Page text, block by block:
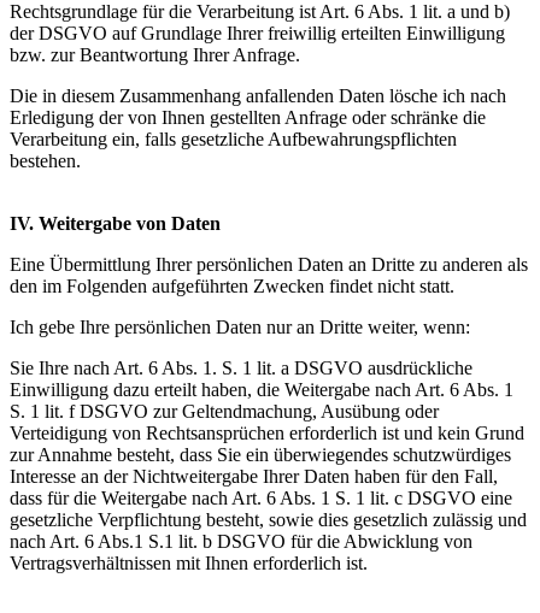
Rechtsgrundlage für die Verarbeitung ist Art. 6 Abs. 1 lit. a und b)
der DSGVO auf Grundlage Ihrer freiwillig erteilten Einwilligung
bzw. zur Beantwortung Ihrer Anfrage.
Die in diesem Zusammenhang anfallenden Daten lösche ich nach
Erledigung der von Ihnen gestellten Anfrage oder schränke die
Verarbeitung ein, falls gesetzliche Aufbewahrungspflichten
bestehen.
IV. Weitergabe von Daten
Eine Übermittlung Ihrer persönlichen Daten an Dritte zu anderen als
den im Folgenden aufgeführten Zwecken findet nicht statt.
Ich gebe Ihre persönlichen Daten nur an Dritte weiter, wenn:
Sie Ihre nach Art. 6 Abs. 1. S. 1 lit. a DSGVO ausdrückliche
Einwilligung dazu erteilt haben, die Weitergabe nach Art. 6 Abs. 1
S. 1 lit. f DSGVO zur Geltendmachung, Ausübung oder
Verteidigung von Rechtsansprüchen erforderlich ist und kein Grund
zur Annahme besteht, dass Sie ein überwiegendes schutzwürdiges
Interesse an der Nichtweitergabe Ihrer Daten haben für den Fall,
dass für die Weitergabe nach Art. 6 Abs. 1 S. 1 lit. c DSGVO eine
gesetzliche Verpflichtung besteht, sowie dies gesetzlich zulässig und
nach Art. 6 Abs.1 S.1 lit. b DSGVO für die Abwicklung von
Vertragsverhältnissen mit Ihnen erforderlich ist.